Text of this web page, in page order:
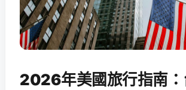
2026年美國旅行指南：